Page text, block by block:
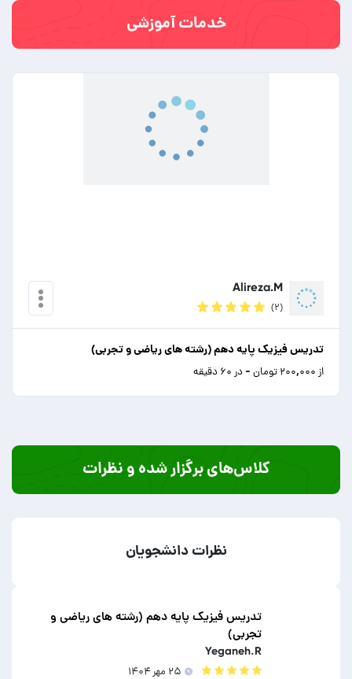
خدمات آموزشی
Alireza.M
(۲)
تدریس فیزیک پایه دهم (رشته های ریاضی و تجربی)
از ۲۰۰,۰۰۰ تومان - در ۶۰ دقیقه
کلاس‌های برگزار شده و نظرات
نظرات دانشجویان
تدریس فیزیک پایه دهم (رشته های ریاضی و
تجربی)
Yeganeh.R
۲۵ مهر ۱۴۰۴